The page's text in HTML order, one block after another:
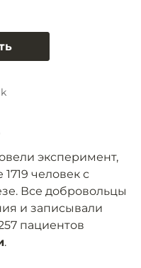
эксперимент,
человек с
Все добровольцы
и записывали
пациентов
.